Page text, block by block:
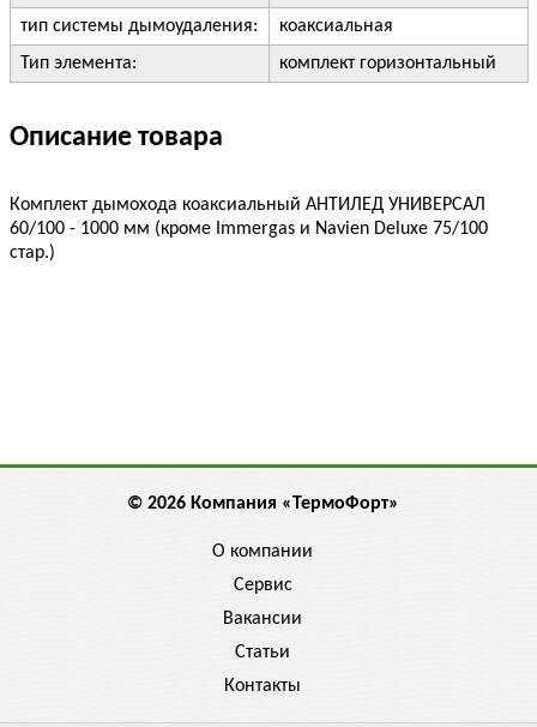
тип системы дымоудаления:
коаксиальная
Тип элемента:
комплект горизонтальный
Описание товара
Комплект дымохода коаксиальный АНТИЛЕД УНИВЕРСАЛ
60/100 - 1000 мм (кроме Immergas и Navien Deluxe 75/100
стар.)
© 2026 Компания «ТермоФорт»
О компании
Сервис
Вакансии
Статьи
Контакты